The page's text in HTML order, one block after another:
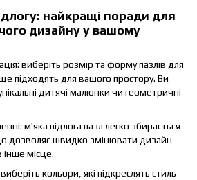
найкращі поради для
дизайну у вашому
виберіть розмір та форму пазлів для
підходять для вашого простору. Ви
дитячі малюнки чи геометричні
м'яка підлога пазл легко збирається
дозволяє швидко змінювати дизайн
інше місце.
кольори, які підкреслять стиль